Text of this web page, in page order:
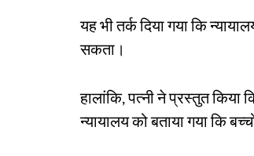
यह भी तर्क दिया गया कि
सकता।
हालांकि, पत्नी ने प्रस्तुत
न्यायालय को बताया गया कि